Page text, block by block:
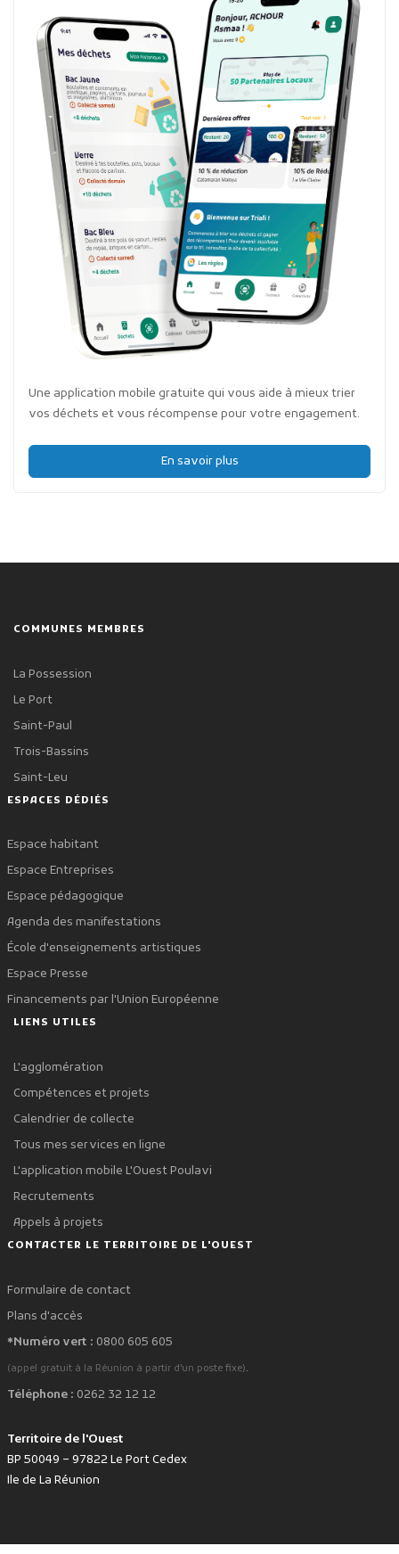
Une application mobile gratuite qui vous aide à mieux trier
vos déchets et vous récompense pour votre engagement.
En savoir plus
COMMUNES MEMBRES
La Possession
Le Port
Saint-Paul
Trois-Bassins
Saint-Leu
ESPACES DÉDIÉS
Espace habitant
Espace Entreprises
Espace pédagogique
Agenda des manifestations
École d'enseignements artistiques
Espace Presse
Financements par l'Union Européenne
LIENS UTILES
L'agglomération
Compétences et projets
Calendrier de collecte
Tous mes services en ligne
L'application mobile L'Ouest Poulavi
Recrutements
Appels à projets
CONTACTER LE TERRITOIRE DE L'OUEST
Formulaire de contact
Plans d'accès
*Numéro vert : 0800 605 605
(appel gratuit à la Réunion à partir d'un poste fixe).
Téléphone : 0262 32 12 12
Territoire de l'Ouest
BP 50049 – 97822 Le Port Cedex
Ile de La Réunion